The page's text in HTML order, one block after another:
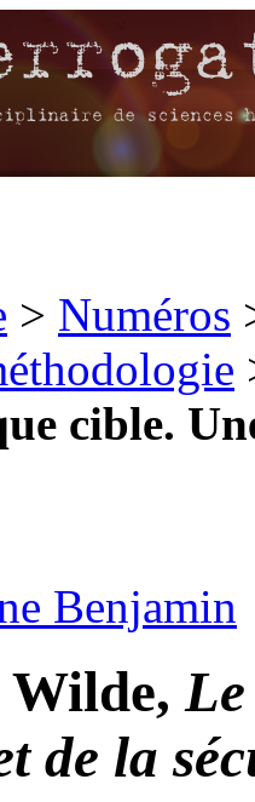
> Numéros
cible.
Benjamin
Wilde,
de la